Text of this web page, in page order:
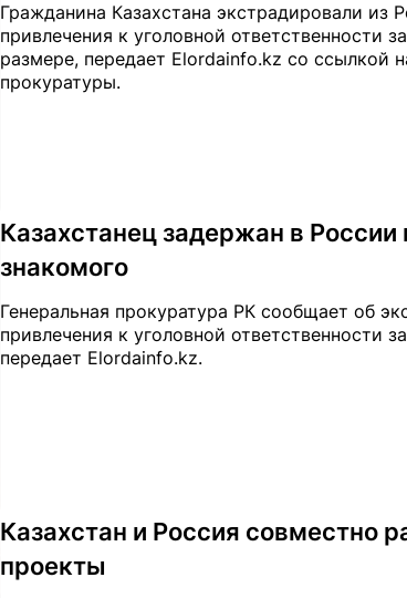
Гражданина Казахстана экстрадировали из
привлечения к уголовной ответственности
размере, передает Elordainfo.kz со ссылкой
прокуратуры.
Казахстанец задержан в России
знакомого
Генеральная прокуратура РК сообщает об
привлечения к уголовной ответственности
передает Elordainfo.kz.
Казахстан и Россия совместно
проекты